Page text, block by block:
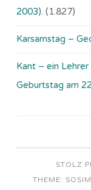
2003). (1.827)
Karsamstag –
Kant – ein
Geburtstag am
STOLZ
THEME: